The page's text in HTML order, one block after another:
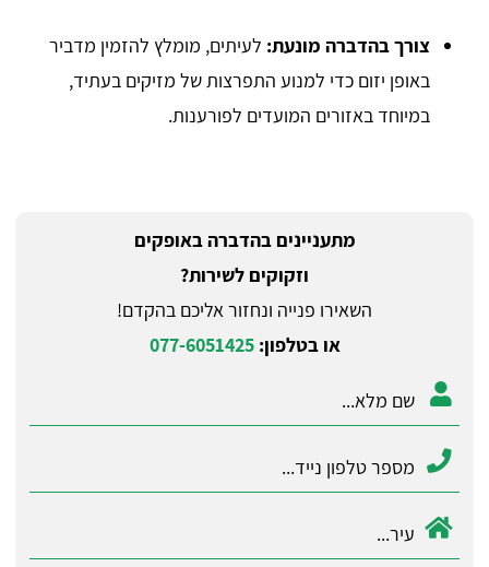
צורך בהדברה מונעת: לעיתים, מומלץ להזמין מדביר
באופן יזום כדי למנוע התפרצות של מזיקים בעתיד,
במיוחד באזורים המועדים לפורענות.
מתעניינים בהדברה באופקים
וזקוקים לשירות?
השאירו פנייה ונחזור אליכם בהקדם!
או בטלפון:077-6051425